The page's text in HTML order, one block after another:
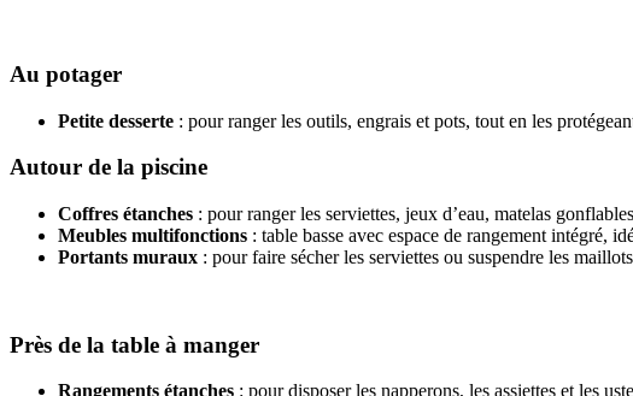
Au potager
Petite desserte : pour ranger les outils, engrais et pots, tout en les
Autour de la piscine
Coffres étanches : pour ranger les serviettes, jeux d’eau, matelas
Meubles multifonctions : table basse avec espace de rangement intégré,
Portants muraux : pour faire sécher les serviettes ou suspendre les
Près de la table à manger
Rangements étanches : pour disposer les napperons, les assiettes et les